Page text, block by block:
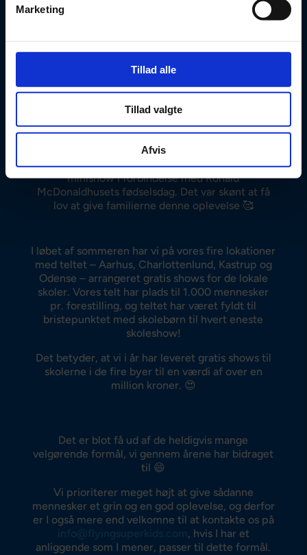
Marketing
Tillad alle
Tillad valgte
Afvis
Ligesom i 2022 var det også i 2023 en prioritet at
invitere forskellige udsatte grupper ind og opleve
Kastrup og Odense 💛
Blandt de inviterede var blandt andet udsatte
børn og unge og deres plejefamilier, familier for
kræftramte samt frivillige instruktører fra
gymnastikforeninger i lokalområderne 😍
I september tog 4 superkids og en træner turen
til Rigshospitalet, hvor de optrådte med et lille
minishow i forbindelse med Ronald
McDonaldhusets fødselsdag. Det var skønt at få
lov at give familierne denne oplevelse 🥰
I løbet af sommeren har vi på vores fire lokationer
med teltet – Aarhus, Charlottenlund, Kastrup og
Odense – arrangeret gratis shows for de lokale
skoler. Vores telt har plads til 1.000 mennesker
pr. forestilling, og teltet har været fyldt til
bristepunktet med skolebørn til hvert eneste
skoleshow!
Det betyder, at vi i år har leveret gratis shows til
skolerne i de fire byer til en værdi af over en
million kroner. 😍
Det er blot få ud af de heldigvis mange
velgørende formål, vi gennem årene har bidraget
til 😄
Vi prioriterer meget højt at give sådanne
mennesker et grin og en god oplevelse, og derfor
er I også mere end velkomne til at kontakte os på
, hvis I har et
anliggende som I mener, passer til dette formål.